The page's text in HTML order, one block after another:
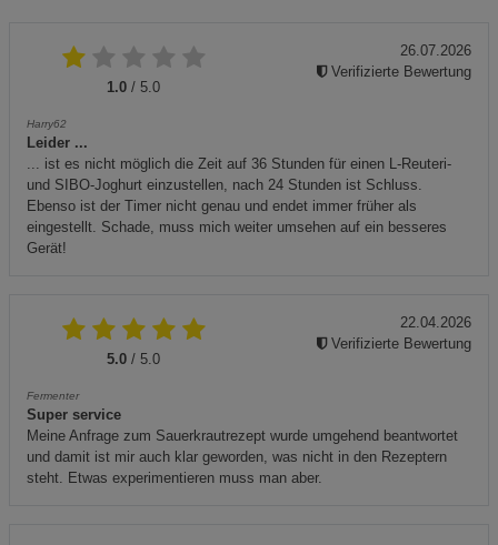
1.0 / 5.0
Harry62
Leider ...
... ist es nicht möglich die Zeit auf 36 Stunden für einen L-Reuteri-
und SIBO-Joghurt einzustellen, nach 24 Stunden ist Schluss.
Ebenso ist der Timer nicht genau und endet immer früher als
eingestellt. Schade, muss mich weiter umsehen auf ein besseres
Gerät!
26.07.2026
Verifizierte Bewertung
5.0 / 5.0
Fermenter
Super service
Meine Anfrage zum Sauerkrautrezept wurde umgehend beantwortet
und damit ist mir auch klar geworden, was nicht in den Rezeptern
steht. Etwas experimentieren muss man aber.
22.04.2026
Verifizierte Bewertung